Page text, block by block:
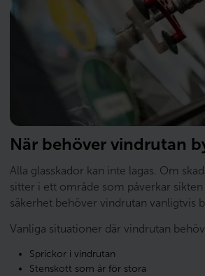
När behöver vindrutan
Alla glasskador kan inte lagas. Om
sitter i ett område som påverkar
säkerhet behöver vindrutan vanligtvis
Vanliga situationer där vindrutan
Sprickor i vindrutan
Stenskott som är för stora